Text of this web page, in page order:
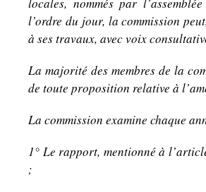
l’ordre du jour, la commission
à ses travaux, avec voix
La majorité des membres de la
de toute proposition relative à
La commission examine chaque
1° Le rapport, mentionné à
;